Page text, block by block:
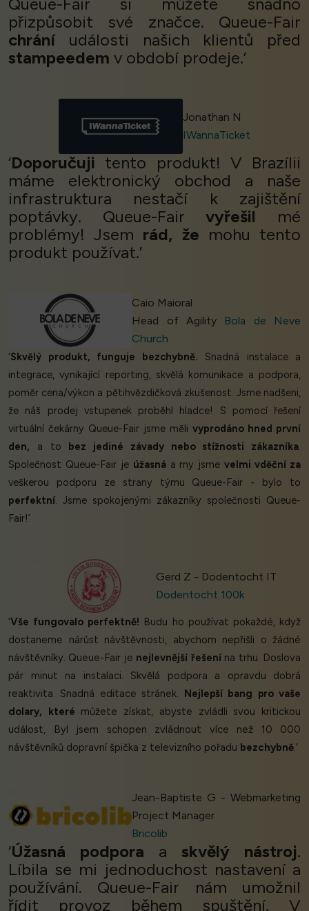
Queue-Fair si můžete snadno
přizpůsobit své značce. Queue-Fair
chráníudálosti našich klientů před
stampeedem v období prodeje.’
Jonathan N
IWannaTicket
‘Doporučuji tento produkt! V Brazílii
máme elektronický obchod a naše
infrastruktura nestačí k zajištění
poptávky. Queue-Fairvyřešil mé
problémy! Jsem rád, že mohu tento
produkt používat.’
Caio Maioral
Head of Agility Bola de Neve
Church
‘Skvělý produkt, funguje bezchybně. Snadná instalace a
integrace, vynikající reporting, skvělá komunikace a podpora,
poměr cena/výkon a pětihvězdičková zkušenost. Jsme nadšeni,
že náš prodej vstupenek proběhl hladce! S pomocí řešení
virtuální čekárny Queue-Fair jsme měli vyprodáno hned první
den, a to bez jediné závady nebo stížnosti zákazníka.
Společnost Queue-Fair je úžasnáa my jsmevelmi vděční za
veškerou podporu ze strany týmu Queue-Fair - bylo to
perfektní. Jsme spokojenými zákazníky společnosti Queue-
Fair!’
Gerd Z - Dodentocht IT
Dodentocht 100k
‘Vše fungovalo perfektně! Budu ho používat pokaždé, když
dostaneme nárůst návštěvnosti, abychom nepřišli o žádné
návštěvníky. Queue-Fair je nejlevnější řešenína trhu. Doslova
pár minut na instalaci. Skvělá podpora a opravdu dobrá
reaktivita. Snadná editace stránek.
Nejlepší bang pro vaše
dolary, které můžete získat, abyste zvládli svou kritickou
událost, Byl jsem schopen zvládnout více než 10 000
návštěvníků dopravní špička z televizního pořadu bezchybně.’
Jean-Baptiste G - Webmarketing
Project Manager
Bricolib
‘Úžasná podpora a skvělý nástroj.
Líbila se mi jednoduchost nastavení a
používání. Queue-Fair nám umožnil
řídit provoz během spuštění. V